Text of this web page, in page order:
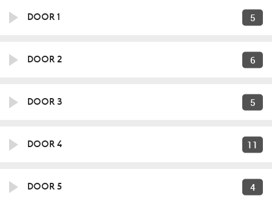
DOOR 1 5
DOOR 2 6
DOOR 3 5
DOOR 4 11
DOOR 5 4